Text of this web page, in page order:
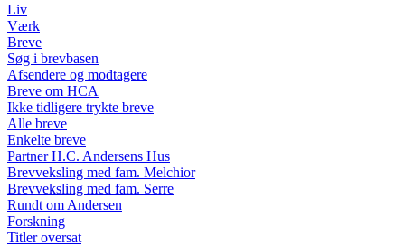
Liv
Værk
Breve
Søg i brevbasen
Afsendere og modtagere
Breve om HCA
Ikke tidligere trykte breve
Alle breve
Enkelte breve
Partner H.C. Andersens Hus
Brevveksling med fam. Melchior
Brevveksling med fam. Serre
Rundt om Andersen
Forskning
Titler oversat